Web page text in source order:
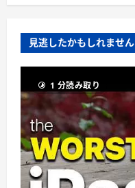
見逃したかもしれません
1 分読み取り